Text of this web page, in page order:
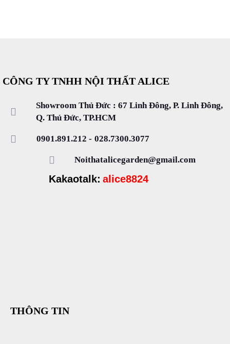
CÔNG TY TNHH NỘI THẤT ALICE
Showroom Thủ Đức : 67 Linh Đông, P. Linh Đông,
Q. Thủ Đức, TP.HCM
0901.891.212 - 028.7300.3077
Noithatalicegarden@gmail.com
Kakaotalk: alice8824
THÔNG TIN